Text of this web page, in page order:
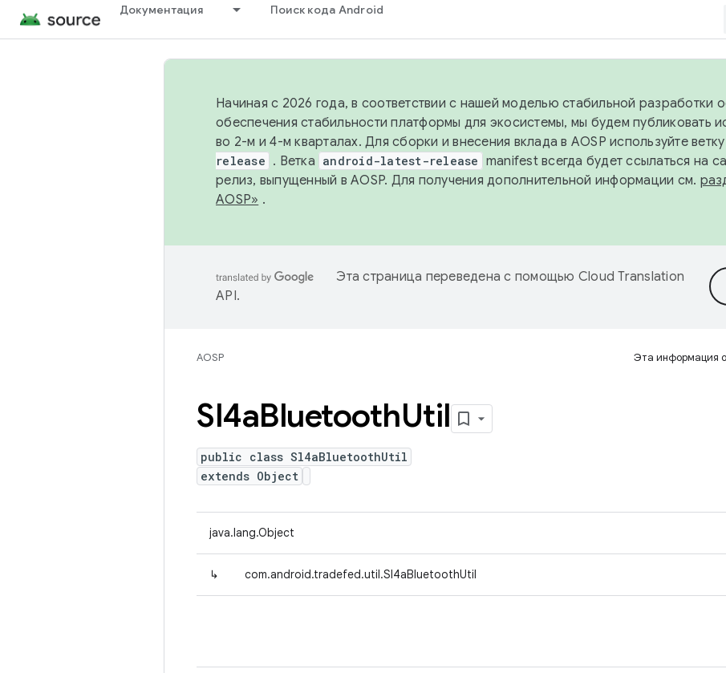
Документация Поиск кода Android
Начиная с 2026 года, в соответствии с нашей моделью стабильной разработки
обеспечения стабильности платформы для экосистемы, мы будем публиковать
во 2-м и 4-м кварталах. Для сборки и внесения вклада в AOSP используйте ветку
release . Ветка android-latest-release manifest всегда будет ссылаться на
релиз, выпущенный в AOSP. Для получения дополнительной информации см.
AOSP» .
Эта страница переведена с помощью Cloud Translation
API.
AOSP Эта информация
Sl4aBluetoothUtil
public class Sl4aBluetoothUtil
extends Object
java.lang.Object
↳ com.android.tradefed.util.Sl4aBluetoothUtil